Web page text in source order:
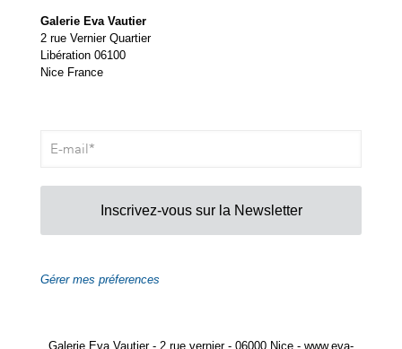
Galerie Eva Vautier
2 rue Vernier Quartier
Libération 06100
Nice France
Inscrivez-vous sur la Newsletter
Gérer mes préferences
Galerie Eva Vautier - 2 rue vernier - 06000 Nice - www.eva-